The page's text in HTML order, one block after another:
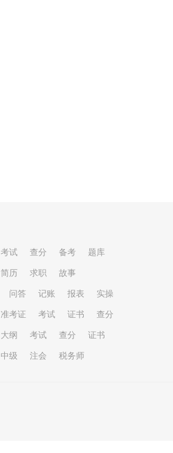
考试 查分 备考 题库
简历 求职 故事
问答 记账 报表 实操
准考证 考试 证书 查分
大纲 考试 查分 证书
中级 注会 税务师